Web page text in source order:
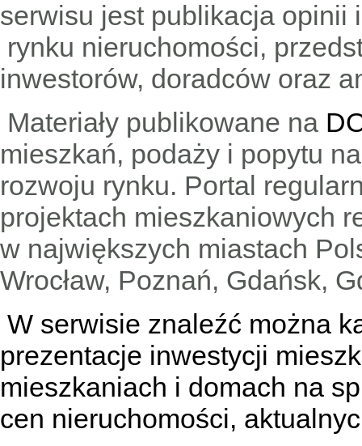
serwisu jest publikacja
rynku nieruchomości,
inwestorów, doradców oraz
Materiały publikowane na
mieszkań, podaży i popytu
rozwoju rynku. Portal
projektach mieszkaniowych
w największych miastach
Wrocław, Poznań, Gdańsk,
W serwisie znaleźć można
prezentacje inwestycji
mieszkaniach i domach na
cen nieruchomości,